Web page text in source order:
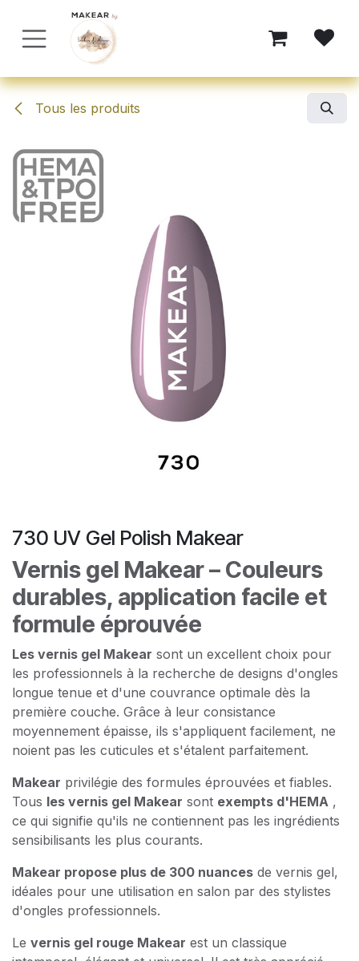
Se rendre au contenu
Tous les produits
730 UV Gel Polish Makear
Vernis gel Makear – Couleurs
durables, application facile et
formule éprouvée
Les vernis gel Makear sont un excellent choix pour
les professionnels à la recherche de designs d'ongles
longue tenue et d'une couvrance optimale dès la
première couche. Grâce à leur consistance
moyennement épaisse, ils s'appliquent facilement, ne
noient pas les cuticules et s'étalent parfaitement.
Makear privilégie des formules éprouvées et fiables.
Tous les vernis gel Makear sont exempts d'HEMA ,
ce qui signifie qu'ils ne contiennent pas les ingrédients
sensibilisants les plus courants.
Makear propose plus de 300 nuances de vernis gel,
idéales pour une utilisation en salon par des stylistes
d'ongles professionnels.
Le vernis gel rouge Makear est un classique